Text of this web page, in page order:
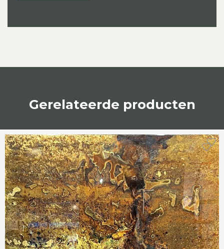
Gerelateerde producten